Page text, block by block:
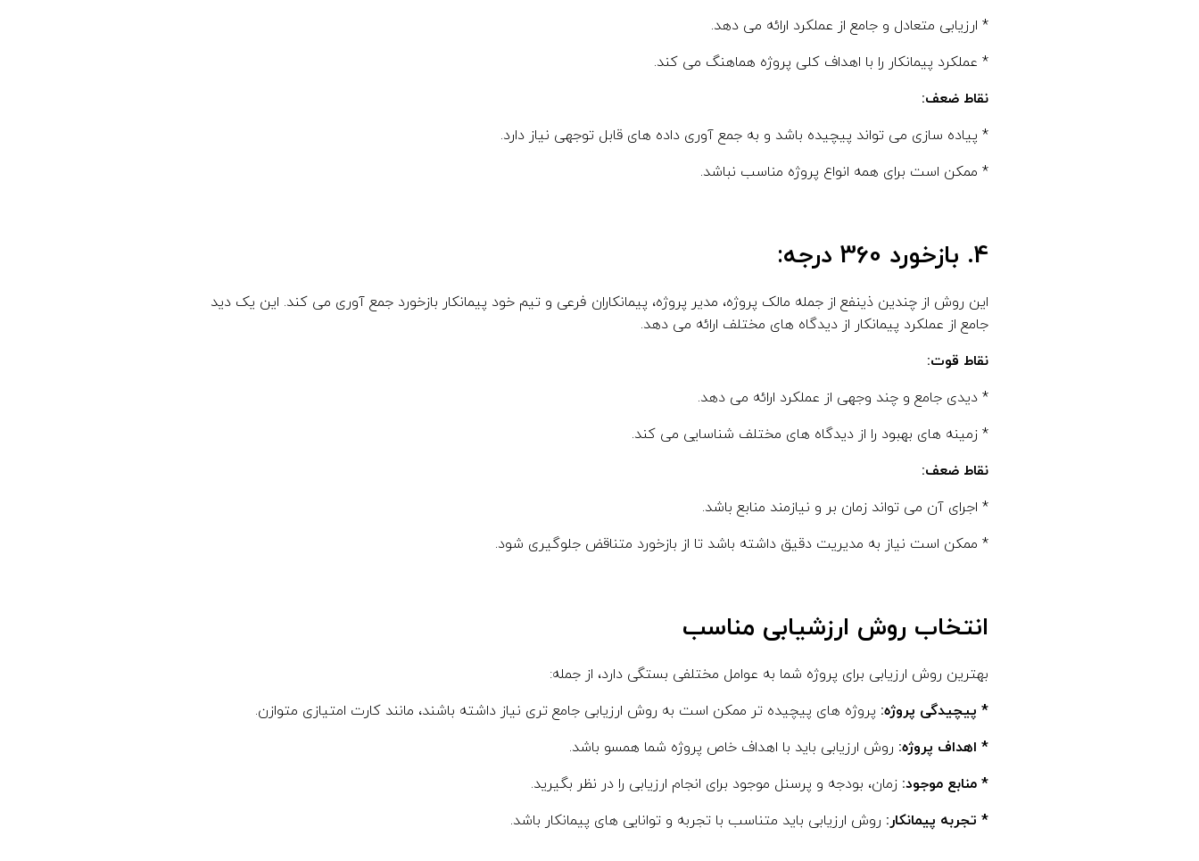
* ارزیابی متعادل و جامع از عملکرد ارائه می دهد.
* عملکرد پیمانکار را با اهداف کلی پروژه هماهنگ می کند.
نقاط ضعف:
* پیاده سازی می تواند پیچیده باشد و به جمع آوری داده های قابل توجهی نیاز دارد.
* ممکن است برای همه انواع پروژه مناسب نباشد.
4. بازخورد 360 درجه:
این روش از چندین ذینفع از جمله مالک پروژه، مدیر پروژه، پیمانکاران فرعی و تیم خود پیمانکار بازخورد جمع آوری می کند. این یک دید
جامع از عملکرد پیمانکار از دیدگاه های مختلف ارائه می دهد.
نقاط قوت:
* دیدی جامع و چند وجهی از عملکرد ارائه می دهد.
* زمینه های بهبود را از دیدگاه های مختلف شناسایی می کند.
نقاط ضعف:
* اجرای آن می تواند زمان بر و نیازمند منابع باشد.
* ممکن است نیاز به مدیریت دقیق داشته باشد تا از بازخورد متناقض جلوگیری شود.
انتخاب روش ارزشیابی مناسب
بهترین روش ارزیابی برای پروژه شما به عوامل مختلفی بستگی دارد، از جمله:
* پیچیدگی پروژه: پروژه های پیچیده تر ممکن است به روش ارزیابی جامع تری نیاز داشته باشند، مانند کارت امتیازی متوازن.
* اهداف پروژه: روش ارزیابی باید با اهداف خاص پروژه شما همسو باشد.
* منابع موجود: زمان، بودجه و پرسنل موجود برای انجام ارزیابی را در نظر بگیرید.
* تجربه پیمانکار: روش ارزیابی باید متناسب با تجربه و توانایی های پیمانکار باشد.